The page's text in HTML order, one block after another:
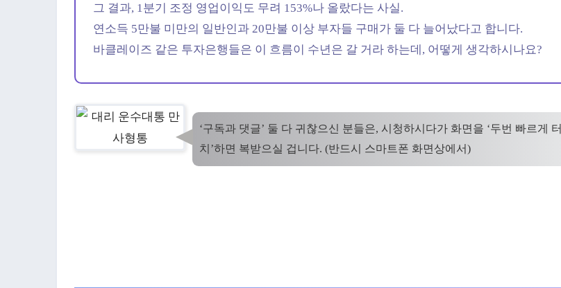
그 결과, 1분기 조정 영업이익도 무려 153%나 올랐다는 사실.
연소득 5만불 미만의 일반인과 20만불 이상 부자들 구매가 둘 다 늘어났다고 합니다.
바클레이즈 같은 투자은행들은 이 흐름이 수년은 갈 거라 하는데, 어떻게 생각하시나요?
‘구독과 댓글’ 둘 다 귀찮으신 분들은, 시청하시다가 화면을 ‘두번 빠르게 터
치’하면 복받으실 겁니다. (반드시 스마트폰 화면상에서)